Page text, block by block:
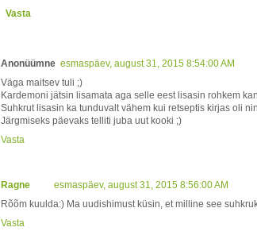
Vasta
Anonüümne esmaspäev, august 31, 2015 8:54:00 AM
Väga maitsev tuli ;)
Kardemoni jätsin lisamata aga selle eest lisasin rohkem
Suhkrut lisasin ka tunduvalt vähem kui retseptis kirjas oli
Järgmiseks päevaks telliti juba uut kooki ;)
Vasta
Ragne
esmaspäev, august 31, 2015 8:56:00 AM
Rõõm kuulda:) Ma uudishimust küsin, et milline see
Vasta